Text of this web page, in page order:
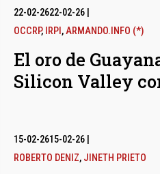
22-02-2622-02-26
OCCRP, IRPI ,ARMANDO.INFO (*)
El oro de
Silicon Valley
15-02-2615-02-26
ROBERTO DENIZ, JINETH PRIETO